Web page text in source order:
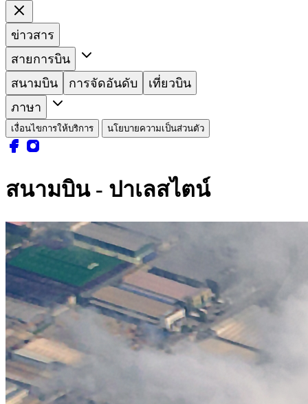
ข่าวสาร
สายการบิน
สนามบิน
การจัดอันดับ
เที่ยวบิน
ภาษา
เงื่อนไขการให้บริการ นโยบายความเป็นส่วนตัว
สนามบิน - ปาเลสไตน์